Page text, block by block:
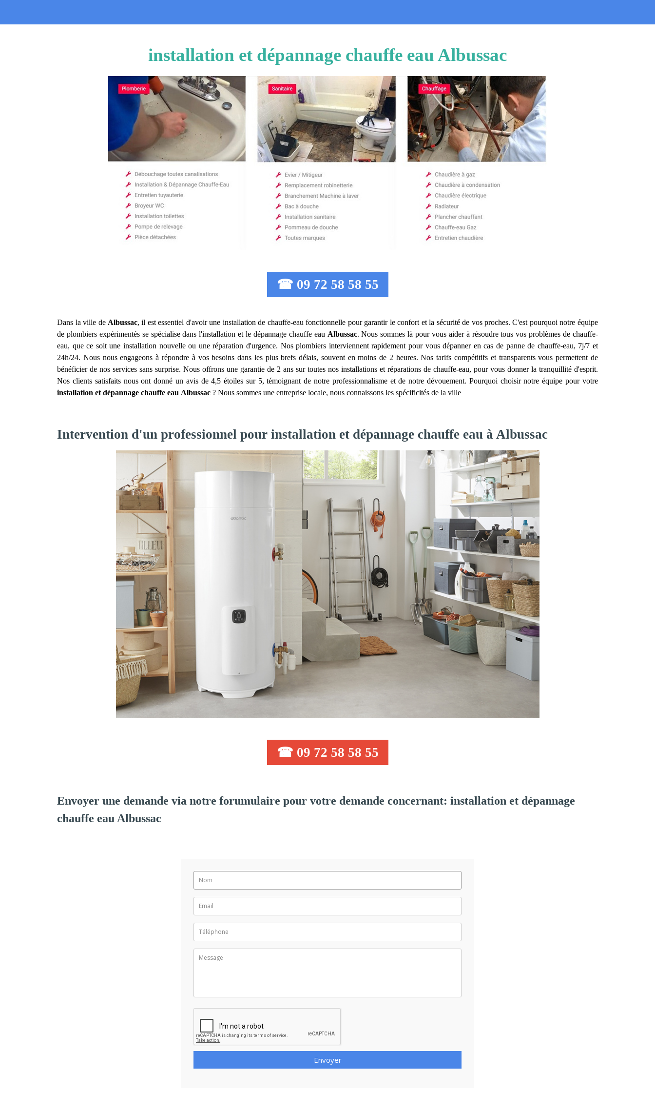
installation et dépannage chauffe eau Albussac
☎ 09 72 58 58 55
Dans la ville de Albussac, il est essentiel d'avoir une installation de chauffe-eau fonctionnelle pour garantir le confort et la sécurité de vos proches. C'est pourquoi notre équipe
de plombiers expérimentés se spécialise dans l'installation et le dépannage chauffe eau Albussac. Nous sommes là pour vous aider à résoudre tous vos problèmes de chauffe-
eau, que ce soit une installation nouvelle ou une réparation d'urgence. Nos plombiers interviennent rapidement pour vous dépanner en cas de panne de chauffe-eau, 7j/7 et
24h/24. Nous nous engageons à répondre à vos besoins dans les plus brefs délais, souvent en moins de 2 heures. Nos tarifs compétitifs et transparents vous permettent de
bénéficier de nos services sans surprise. Nous offrons une garantie de 2 ans sur toutes nos installations et réparations de chauffe-eau, pour vous donner la tranquillité d'esprit.
Nos clients satisfaits nous ont donné un avis de 4,5 étoiles sur 5, témoignant de notre professionnalisme et de notre dévouement. Pourquoi choisir notre équipe pour votre
installation et dépannage chauffe eau Albussac ? Nous sommes une entreprise locale, nous connaissons les spécificités de la ville
Intervention d'un professionnel pour installation et dépannage chauffe eau à Albussac
☎ 09 72 58 58 55
Envoyer une demande via notre forumulaire pour votre demande concernant: installation et dépannage
chauffe eau Albussac
Envoyer